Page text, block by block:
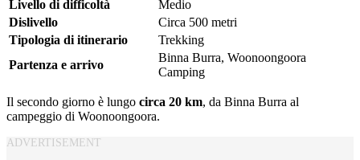
Livello di difficoltà
Medio
Dislivello
Circa 500 metri
Tipologia di itinerario
Trekking
Partenza e arrivo
Binna Burra, Woonoongoora
Camping
Il secondo giorno è lungo circa 20 km, da Binna Burra al
campeggio di Woonoongoora.